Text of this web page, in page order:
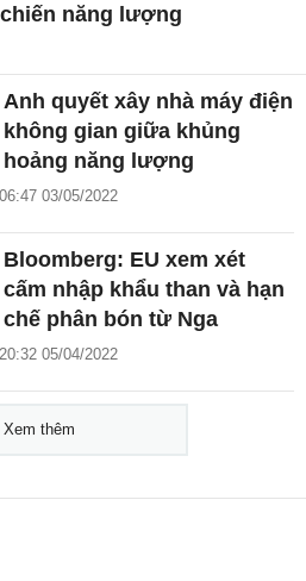
chiến năng lượng
Anh quyết xây nhà máy điện
không gian giữa khủng
hoảng năng lượng
06:47 03/05/2022
Bloomberg: EU xem xét
cấm nhập khẩu than và hạn
chế phân bón từ Nga
20:32 05/04/2022
Xem thêm